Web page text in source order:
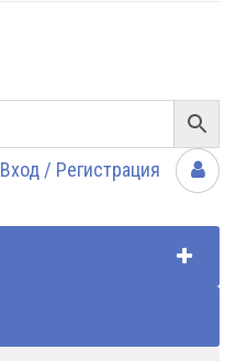
Вход / Регистрация